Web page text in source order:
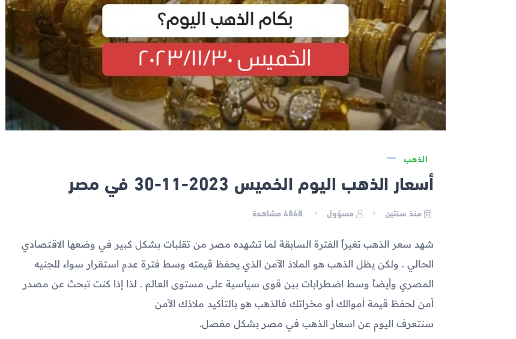
الذهب
أسعار الذهب اليوم الخميس 2023-11-30 في مصر
منذ سنتين مسؤول مشاهدة
شهد سعر الذهب تغيراً الفترة السابقة لما تشهده مصر من تقلبات بشكل كبير في وضعها الاقتصادي
الحالي . ولكن يظل الذهب هو الملاذ الآمن الذي يحفظ قيمته وسط فترة عدم استقرار سواء للجنيه
المصري وأيضاً وسط اضطرابات بين قوى سياسية على مستوى العالم . لذا إذا كنت تبحث عن مصدر
آمن لحفظ قيمة أموالك أو مخراتك فالذهب هو بالتأكيد ملاذك الآمن
سنتعرف اليوم عن اسعار الذهب في مصر بشكل مفصل.